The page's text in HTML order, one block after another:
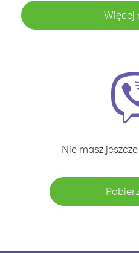
Więcej
Nie masz